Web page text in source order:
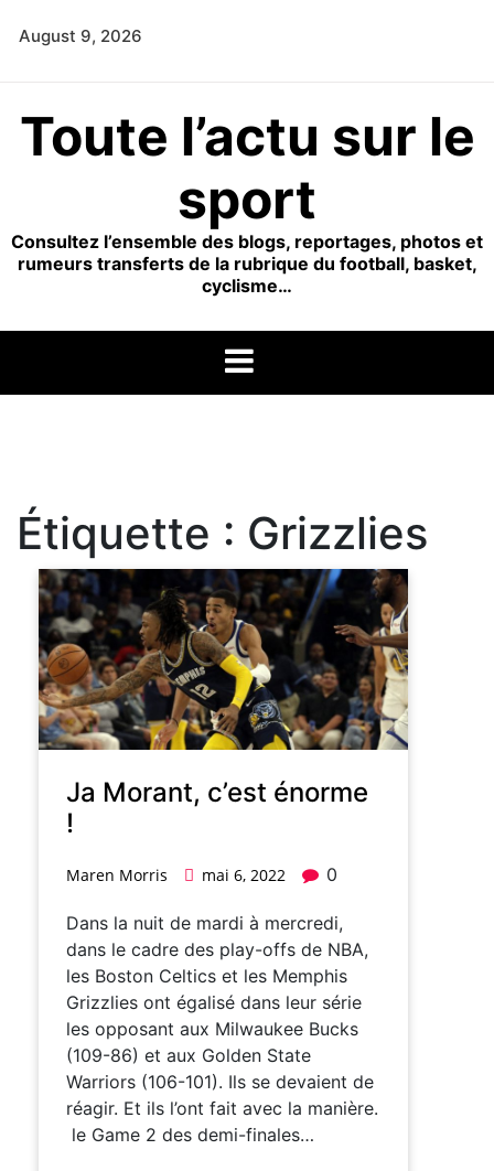
August 9, 2026
Toute l’actu sur le
sport
Consultez l’ensemble des blogs, reportages, photos et
rumeurs transferts de la rubrique du football, basket,
cyclisme…
Étiquette : Grizzlies
Ja Morant, c’est énorme
!
Maren Morris mai 6, 2022 0
Dans la nuit de mardi à mercredi,
dans le cadre des play-offs de NBA,
les Boston Celtics et les Memphis
Grizzlies ont égalisé dans leur série
les opposant aux Milwaukee Bucks
(109-86) et aux Golden State
Warriors (106-101). Ils se devaient de
réagir. Et ils l’ont fait avec la manière.
le Game 2 des demi-finales…